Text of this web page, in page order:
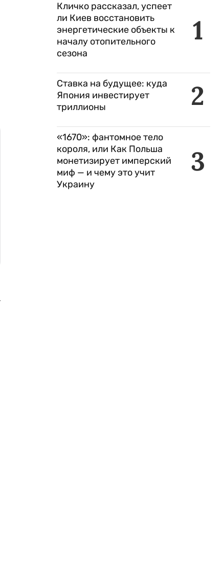
1
Кличко рассказал, успеет
ли Киев восстановить
энергетические объекты к
началу отопительного
сезона
2
Ставка на будущее: куда
Япония инвестирует
триллионы
3
«1670»: фантомное тело
короля, или Как Польша
монетизирует имперский
миф — и чему это учит
Украину